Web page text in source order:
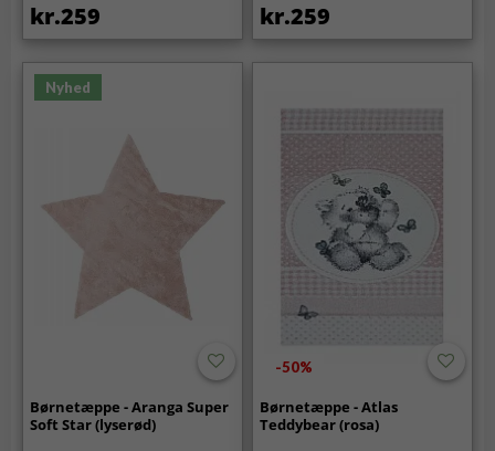
kr.259 kr.259
Nyhed
Børnetæppe - Aranga Super
Soft Star (lyserød)
-50%
Børnetæppe - Atlas
Teddybear (rosa)